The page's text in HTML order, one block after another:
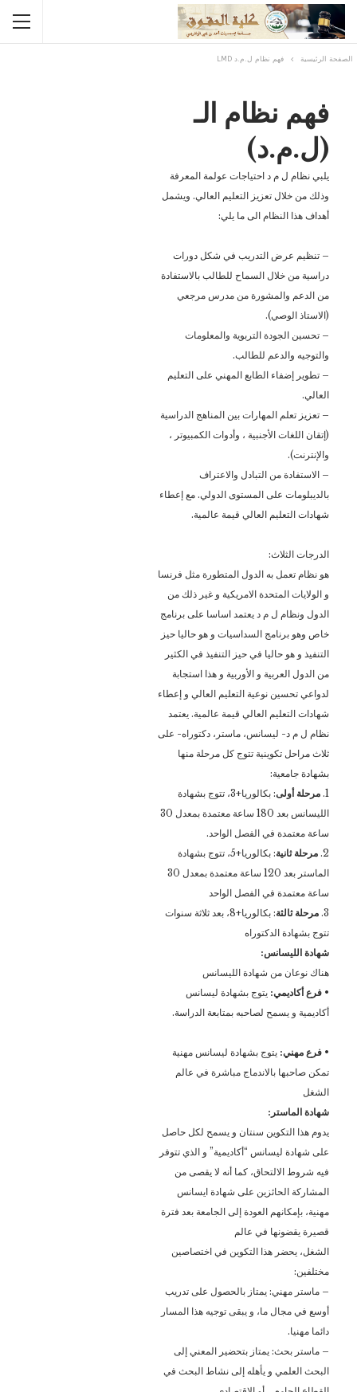
الصفحة الرئيسية فهم نظام ل.م.د LMD
فهم نظام الـ
(ل.م.د)
يلبي نظام ل م د احتياجات عولمة المعرفة
وذلك من خلال تعزيز التعليم العالي. ويشمل
أهداف هذا النظام الى ما يلي:
– تنظيم عرض التدريب في شكل دورات
دراسية من خلال السماح للطالب بالاستفادة
من الدعم والمشورة من مدرس مرجعي
(الاستاذ الوصي).
– تحسين الجودة التربوية والمعلومات
والتوجيه والدعم للطالب.
– تطوير إضفاء الطابع المهني على التعليم
العالي.
– تعزيز تعلم المهارات بين المناهج الدراسية
(إتقان اللغات الأجنبية ، وأدوات الكمبيوتر ،
والإنترنت).
– الاستفادة من التبادل والاعتراف
بالديبلومات على المستوى الدولي. مع إعطاء
شهادات التعليم العالي قيمة عالمية.
الدرجات الثلاث:
هو نظام تعمل به الدول المتطورة مثل فرنسا
و الولايات المتحدة الامريكية و غير ذلك من
الدول ونظام ل م د يعتمد اساسا على برنامج
خاص وهو برنامج السداسيات و هو حاليا حيز
التنفيذ و هو حاليا في حيز التنفيذ في الكثير
من الدول العربية و الأوربية و هذا استجابة
لدواعي تحسين نوعية التعليم العالي و إعطاء
شهادات التعليم العالي قيمة عالمية. يعتمد
نظام ل م د- ليسانس، ماستر، دكتوراه- على
ثلاث مراحل تكوينية تتوج كل مرحلة منها
بشهادة جامعية:
1. مرحلة أولى
: بكالوريا+3، تتوج بشهادة
الليسانس بعد 180 ساعة معتمدة بمعدل 30
ساعة معتمدة في الفصل الواحد.
2. مرحلة ثانية
: بكالوريا+5، تتوج بشهادة
الماستر بعد 120 ساعة معتمدة بمعدل 30
ساعة معتمدة في الفصل الواحد
3. مرحلة ثالثة
: بكالوريا+8، بعد ثلاثة سنوات
تتوج بشهادة الدكتوراه
شهادة الليسانس:
هناك نوعان من شهادة الليسانس
• فرع أكاديمي: يتوج بشهادة ليسانس
أكاديمية و يسمح لصاحبه بمتابعة الدراسة.
• فرع مهني: يتوج بشهادة ليسانس مهنية
تمكن صاحبها بالاندماج مباشرة في عالم
الشغل
شهادة الماستر:
يدوم هذا التكوين سنتان و يسمح لكل حاصل
على شهادة ليسانس “أكاديمية” و الذي تتوفر
فيه شروط الالتحاق، كما أنه لا يقصى من
المشاركة الحائزين على شهادة ايسانس
مهنية، بإمكانهم العودة إلى الجامعة بعد فترة
قصيرة يقضونها في عالم
الشغل، يحضر هذا التكوين في اختصاصين
مختلفين:
– ماستر مهني: يمتاز بالحصول على تدريب
أوسع في مجال ما، و يبقى توجيه هذا المسار
دائما مهنيا.
– ماستر بحث: يمتاز بتحضير المعني إلى
البحث العلمي و يأهله إلى نشاط البحث في